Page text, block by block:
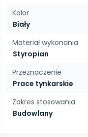
Kolor
Biały
Materiał wykonania
Styropian
Przeznaczenie
Prace tynkarskie
Zakres stosowania
Budowlany